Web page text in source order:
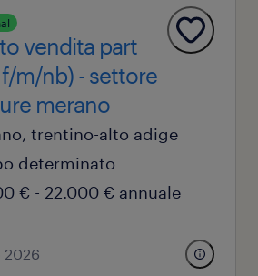
vendita part
m/nb) - settore
merano
trentino-alto adige
determinato
€ - 22.000 € annuale
2026